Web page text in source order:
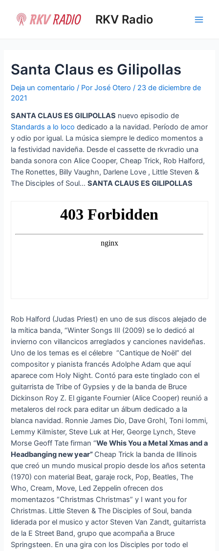
contenido
RKV Radio
Santa Claus es Gilipollas
Deja un comentario / PorJosé Otero/ 23 de diciembre de
2021
SANTA CLAUS ES GILIPOLLAS nuevo episodio de
Standards a lo loco dedicado a la navidad. Período de amor
y odio por igual. La música siempre le dedico momentos a
la festividad navideña. Desde el cassette de rkvradio una
banda sonora con Alice Cooper, Cheap Trick, Rob Halford,
The Ronettes, Billy Vaughn, Darlene Love , Little Steven &
The Disciples of Soul…SANTA CLAUS ES GILIPOLLAS
Rob Halford (Judas Priest) en uno de sus discos alejado de
la mítica banda, “Winter Songs III (2009) se lo dedicó al
invierno con villancicos arreglados y canciones navideñas.
Uno de los temas es el célebre “Cantique de Noël” del
compositor y pianista francés Adolphe Adam que aquí
aparece com Holy Night. Contó para este tinglado con el
guitarrista de Tribe of Gypsies y de la banda de Bruce
Dickinson Roy Z. El gigante Fournier (Alice Cooper) reunió a
metaleros del rock para editar un álbum dedicado a la
blanca navidad. Ronnie James Dio, Dave Grohl, Toni Iommi,
Lemmy Kilmister, Steve Luk at Her, George Lynch, Steve
Morse Geoff Tate firman “We Whis You a Metal Xmas and a
Headbanging new year” Cheap Trick la banda de Illinois
que creó un mundo musical propio desde los años setenta
(1970) con material Beat, garaje rock, Pop, Beatles, The
Who, Cream, Move, Led Zeppelin ofrecen dos
momentazos “Christmas Christmas” y I want you for
Christmas. Little Steven & The Disciples of Soul, banda
liderada por el musico y actor Steven Van Zandt, guitarrista
de la E Street Band, grupo que acompaña a Bruce
Springsteen. En una gira con los Disciples por todo el